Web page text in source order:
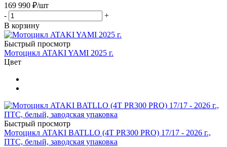
169 990 ₽/шт
-
+
В корзину
Быстрый просмотр
Мотоцикл ATAKI YAMI 2025 г.
Цвет
Быстрый просмотр
Мотоцикл ATAKI BATLLO (4T PR300 PRO) 17/17 - 2026 г.,
ПТС, белый, заводская упаковка